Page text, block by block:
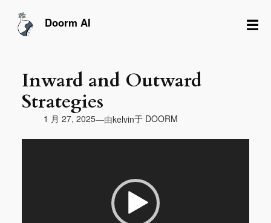
Doorm AI ☰
Inward and Outward
Strategies
1 月 27, 2025—由kelvin于 DOORM